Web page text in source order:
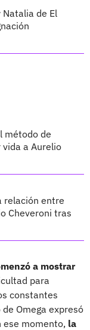
Natalia de El
método de
vida a Aurelio
relación entre
Cheveroni tras
a mostrar
para
constantes
Omega expresó
ese momento, la